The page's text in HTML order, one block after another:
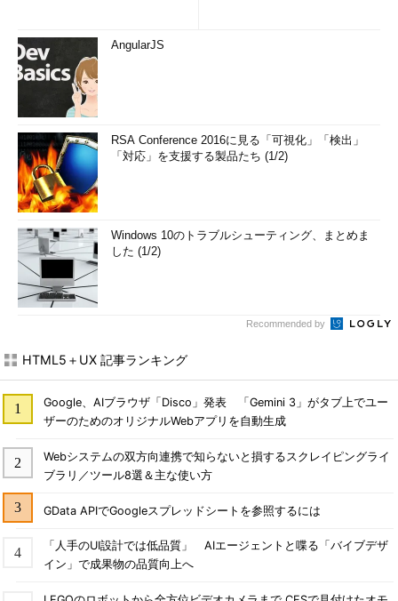
AngularJS
RSA Conference 2016に見る「可視化」「検出」
「対応」を支援する製品たち (1/2)
Windows 10のトラブルシューティング、まとめま
した (1/2)
Recommended by
HTML5＋UX 記事ランキング
Google、AIブラウザ「Disco」発表 「Gemini 3」がタブ上でユー
ザーのためのオリジナルWebアプリを自動生成
Webシステムの双方向連携で知らないと損するスクレイピングライ
ブラリ／ツール8選＆主な使い方
GData APIでGoogleスプレッドシートを参照するには
「人手のUI設計では低品質」 AIエージェントと喋る「バイブデザ
イン」で成果物の品質向上へ